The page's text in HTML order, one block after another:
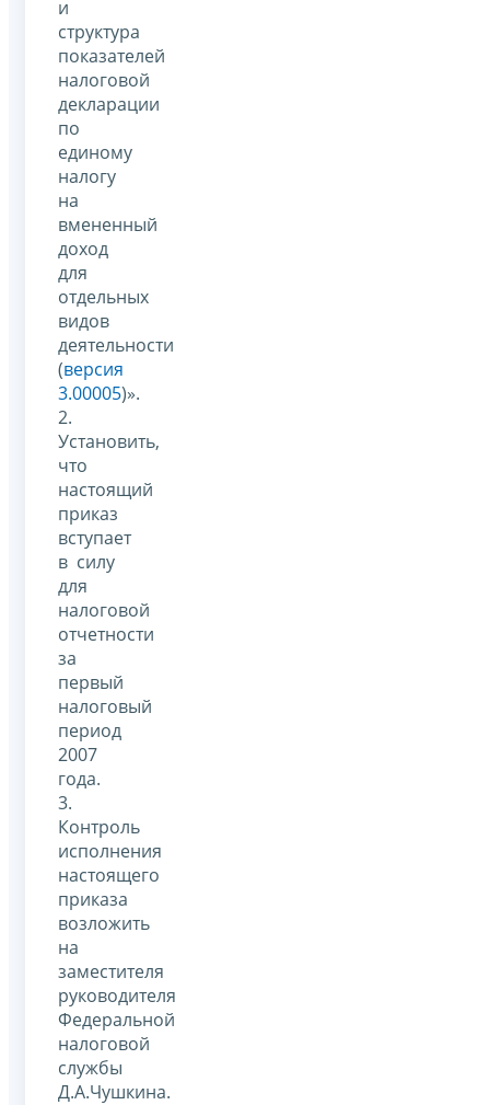
и
структура
показателей
налоговой
декларации
по
единому
налогу
на
вмененный
доход
для
отдельных
видов
деятельности
(версия
3.00005)».
2.
Установить,
что
настоящий
приказ
вступает
в силу
для
налоговой
отчетности
за
первый
налоговый
период
2007
года.
3.
Контроль
исполнения
настоящего
приказа
возложить
на
заместителя
руководителя
Федеральной
налоговой
службы
Д.А.Чушкина.